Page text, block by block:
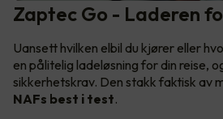
Zaptec Go - Laderen
Uansett hvilken elbil du kjører eller
en pålitelig ladeløsning for din reise,
sikkerhetskrav. Den stakk faktisk av
NAFs best i test.